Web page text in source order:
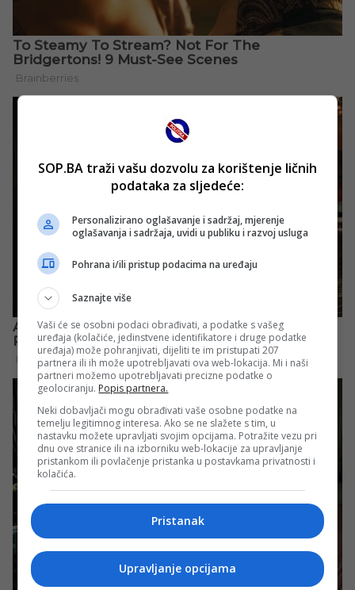
SOP.BA traži vašu dozvolu za korištenje ličnih
podataka za sljedeće:
Personalizirano oglašavanje i sadržaj, mjerenje
oglašavanja i sadržaja, uvidi u publiku i razvoj usluga
Pohrana i/ili pristup podacima na uređaju
Saznajte više
Vaši će se osobni podaci obrađivati, a podatke s vašeg
uređaja (kolačiće, jedinstvene identifikatore i druge podatke
uređaja) može pohranjivati, dijeliti te im pristupati 207
partnera ili ih može upotrebljavati ova web-lokacija. Mi i naši
partneri možemo upotrebljavati precizne podatke o
geolociranju. Popis partnera.
Neki dobavljači mogu obrađivati vaše osobne podatke na
temelju legitimnog interesa. Ako se ne slažete s tim, u
nastavku možete upravljati svojim opcijama. Potražite vezu pri
dnu ove stranice ili na izborniku web-lokacije za upravljanje
pristankom ili povlačenje pristanka u postavkama privatnosti i
kolačića.
Pristanak
Upravljanje opcijama